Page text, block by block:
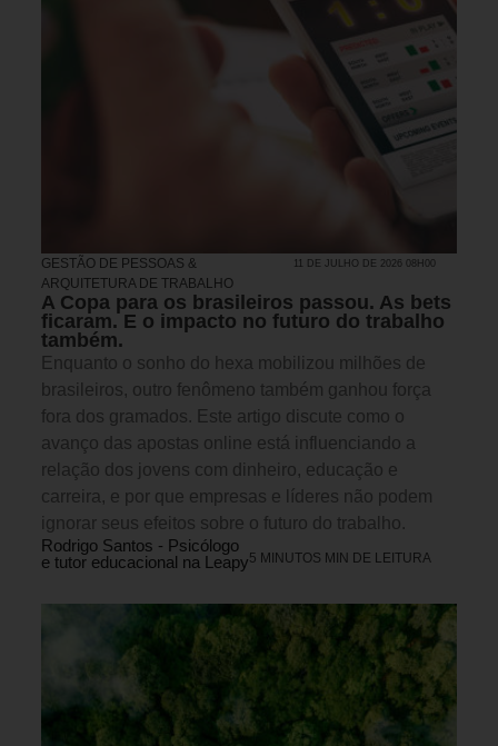
GESTÃO DE PESSOAS &
ARQUITETURA DE TRABALHO
11 DE JULHO DE 2026 08H00
A Copa para os brasileiros passou. As bets
ficaram. E o impacto no futuro do trabalho
também.
Enquanto o sonho do hexa mobilizou milhões de
brasileiros, outro fenômeno também ganhou força
fora dos gramados. Este artigo discute como o
avanço das apostas online está influenciando a
relação dos jovens com dinheiro, educação e
carreira, e por que empresas e líderes não podem
ignorar seus efeitos sobre o futuro do trabalho.
Rodrigo Santos - Psicólogo
e tutor educacional na Leapy5 MINUTOS MIN DE LEITURA